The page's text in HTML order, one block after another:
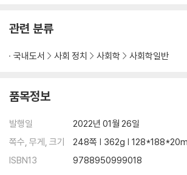
관련 분류
국내도서 사회 정치 사회학 사회학일반
품목정보
발행일
2022년 01월 26일
쪽수, 무게, 크기
248쪽 | 362g |
ISBN13
9788950999018